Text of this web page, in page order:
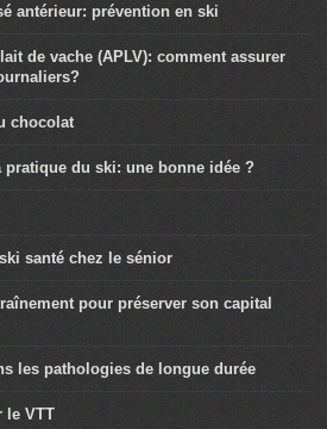
antérieur: prévention en ski
de vache (APLV): comment assurer
chocolat
pratique du ski: une bonne idée ?
santé chez le sénior
pour préserver son capital
les pathologies de longue durée
le VTT